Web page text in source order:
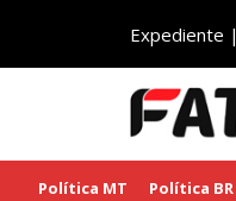
Expediente |
Política MT Política BR